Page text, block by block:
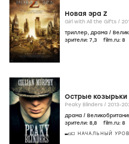
Новая эра Z
Girl with All the Gifts /
триллер, драма /
зрители: 7,3 film.ru: 8
Острые козырьки
Peaky Blinders / 2013-
драма /
зрители: 8,8 film.ru: 8
НАЧАЛЬНЫЙ